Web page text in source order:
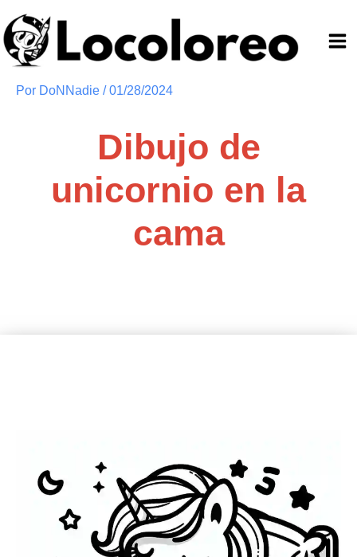
al
contenido
Por DoNNadie /01/28/2024
Dibujo de
unicornio en la
cama